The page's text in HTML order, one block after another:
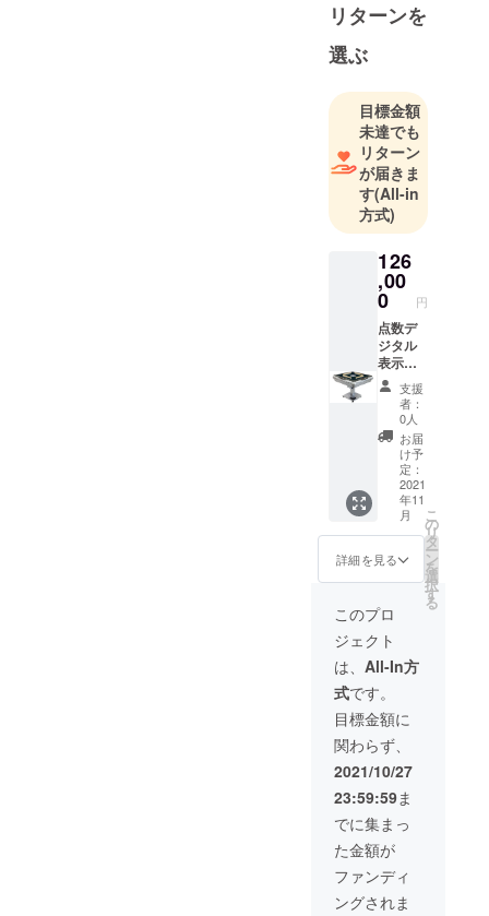
販を主に手
掛けていま
す。痒い所
に手が届く
商品に改良
すべく、国
内スタッフ
に加え、現
地スタッフ
がオンライ
ンで協力し
て、オリジ
ナル商品を
増やせるよ
うに日々頑
張っていま
す。試験的
な輸入・テ
スト販売な
ど、チャレ
ンジ精神を
大切にして
リターンを
選ぶ
目標金額
未達でも
リターン
が届きま
す(All-in
方式)
126
,00
0 円
点数デ
ジタル
表示機
能付
き 折
りたた
み式全
自動麻
雀卓
ZD-JF-
SILVER/
C 1台
28mm
麻雀牌
用ト
レー 1
個 配送
につい
て：
プロ
ジェク
ト終了
翌営業
日以
降、千
葉県よ
り宅急
便（ヤ
マト）
にて無
料配
送。 但
し、沖
縄県と
支援
者：
0人
お届
け予
定：
2021
年11
月
詳細を見る
こ
の
リ
タ
ー
ン
を
選
択
す
る
このプロ
ジェクト
は、 All-In方
式です。
目標金額に
関わらず、
2021/10/27
23:59:59ま
でに集まっ
た金額が
ファンディ
ングされま